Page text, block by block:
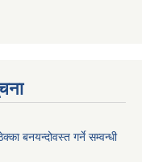
बनयन्दोवस्त गर्ने सम्वन्धी